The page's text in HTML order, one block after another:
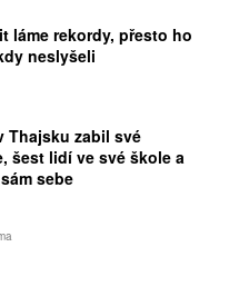
láme rekordy, přesto ho
neslyšeli
Thajsku zabil své
šest lidí ve své škole a
sebe